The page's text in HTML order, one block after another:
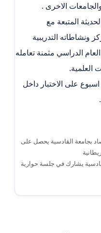
الاخرى .
المتبعة مع
ونشاطاته التدريبية
الدراسي مثمنة تعامله
العلمية.
على الاختبار داخل
بجامعة القادسية يحصل على
يشارك في جلسة حوارية